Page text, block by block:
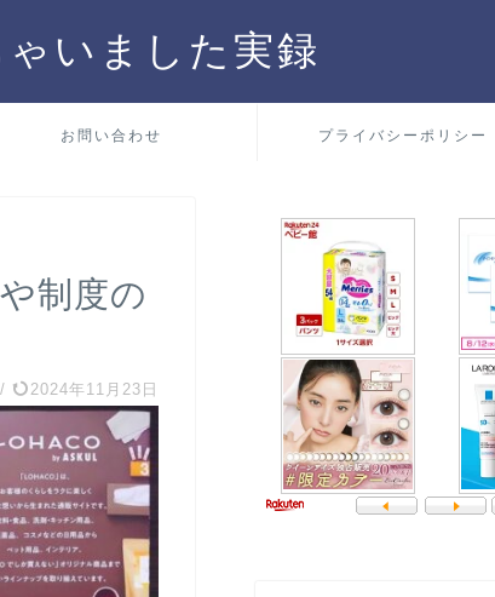
いました実録
お問い合わせ プライバシーポリシー
制度の
/ 2024年11月23日